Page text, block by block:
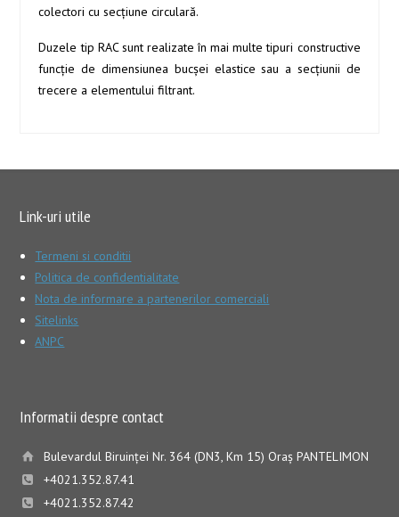
colectori cu secţiune circulară.
Duzele tip RAC sunt realizate în mai multe tipuri constructive
funcţie de dimensiunea bucşei elastice sau a secţiunii de
trecere a elementului filtrant.
Link-uri utile
Termeni si conditii
Politica de confidentialitate
Nota de informare a partenerilor comerciali
Sitelinks
ANPC
Informatii despre contact
Bulevardul Biruinţei Nr. 364 (DN3, Km 15) Oraş PANTELIMON
+4021.352.87.41
+4021.352.87.42